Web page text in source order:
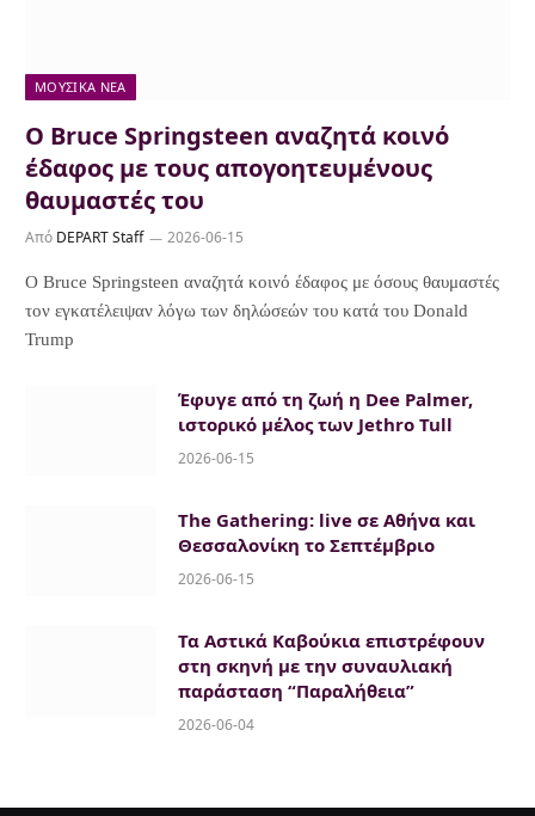
ΜΟΥΣΙΚΆ ΝΈΑ
Ο Bruce Springsteen αναζητά κοινό
έδαφος με τους απογοητευμένους
θαυμαστές του
Από DEPART Staff 2026-06-15
Ο Bruce Springsteen αναζητά κοινό έδαφος με όσους θαυμαστές
τον εγκατέλειψαν λόγω των δηλώσεών του κατά του Donald
Trump
Έφυγε από τη ζωή η Dee Palmer,
ιστορικό μέλος των Jethro Tull
2026-06-15
The Gathering: live σε Αθήνα και
Θεσσαλονίκη το Σεπτέμβριο
2026-06-15
Τα Αστικά Καβούκια επιστρέφουν
στη σκηνή με την συναυλιακή
παράσταση “Παραλήθεια”
2026-06-04